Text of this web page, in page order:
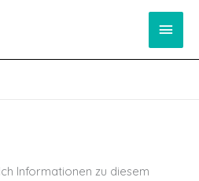
Informationen zu diesem